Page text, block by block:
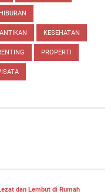
HIBURAN
KESEHATAN
PROPERTI
dan Lembut di Rumah